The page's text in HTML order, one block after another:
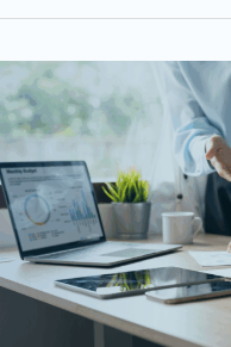
Microsoft
Power
BI:
Dados
em
Decisões
Estratégicas